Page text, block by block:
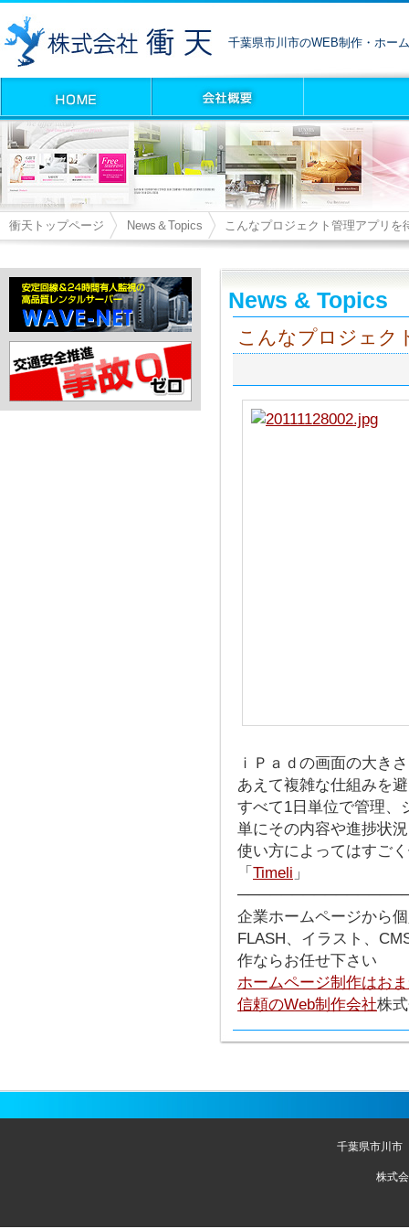
千葉県市川市のWEB制作・ホー
衝天トップページ News＆Topics こんなプロジェクト管理アプリを
News & Topics
こんなプロジェク
ｉＰａｄの画面の大き
あえて複雑な仕組みを
すべて1日単位で管理、
単にその内容や進捗状
使い方によってはすご
「 Timeli 」
企業ホームページから
FLASH、イラスト、
作ならお任せ下さい
ホームページ制作はお
信頼のWeb制作会社株
千葉県市川市
株式